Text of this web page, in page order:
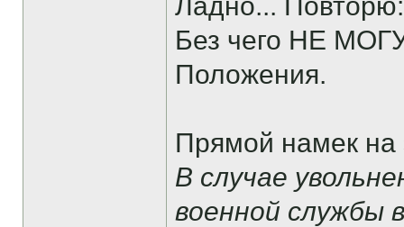
Без чего НЕ
Положения.
Прямой намек на
В случае
военной службы